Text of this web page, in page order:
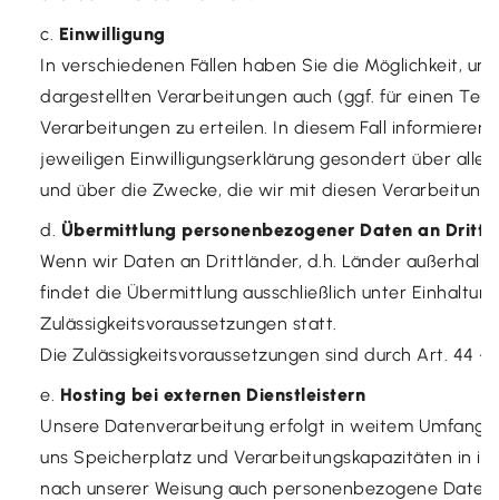
Einwilligung
In verschiedenen Fällen haben Sie die Möglichkeit,
dargestellten Verarbeitungen auch (ggf. für einen
Verarbeitungen zu erteilen. In diesem Fall
jeweiligen Einwilligungserklärung gesondert über
und über die Zwecke, die wir mit diesen
Übermittlung personenbezogener Daten an
Wenn wir Daten an Drittländer, d.h. Länder
findet die Übermittlung ausschließlich unter
Zulässigkeitsvoraussetzungen statt.
Die Zulässigkeitsvoraussetzungen sind durch Art. 44 -
Hosting bei externen Dienstleistern
Unsere Datenverarbeitung erfolgt in weitem Umfang
uns Speicherplatz und Verarbeitungskapazitäten in
nach unserer Weisung auch personenbezogene